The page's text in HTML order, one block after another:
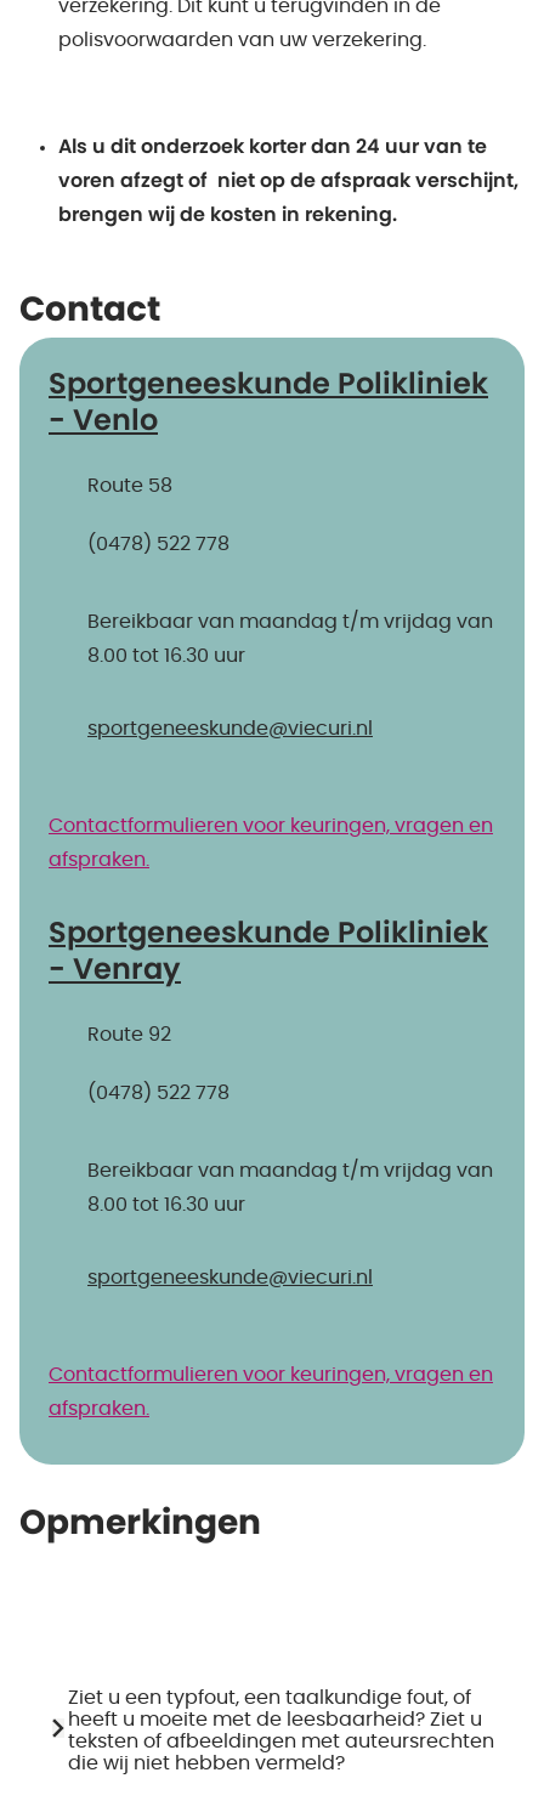
verzekering. Dit kunt u terugvinden in de
polisvoorwaarden van uw verzekering.
Als u dit onderzoek korter dan 24 uur van te
voren afzegt of niet op de afspraak verschijnt,
brengen wij de kosten in rekening.
Contact
Sportgeneeskunde Polikliniek
- Venlo
Route 58
(0478) 522 778
Bereikbaar van maandag t/m vrijdag van
8.00 tot 16.30 uur
sportgeneeskunde@​viecuri.nl
Contactformulieren voor keuringen, vragen en
afspraken.
Sportgeneeskunde Polikliniek
- Venray
Route 92
(0478) 522 778
Bereikbaar van maandag t/m vrijdag van
8.00 tot 16.30 uur
sportgeneeskunde@​viecuri.nl
Contactformulieren voor keuringen, vragen en
afspraken.
Opmerkingen
Ziet u een typfout, een taalkundige fout, of
heeft u moeite met de leesbaarheid? Ziet u
teksten of afbeeldingen met auteursrechten
die wij niet hebben vermeld?